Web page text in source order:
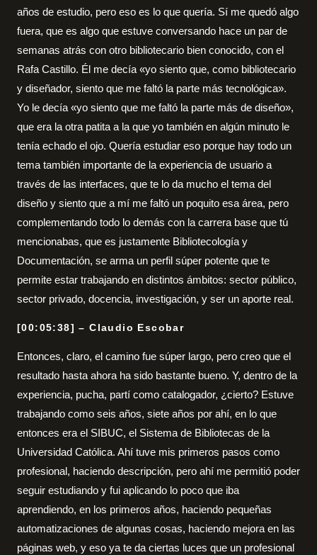
años de estudio, pero eso es lo que quería. Sí me quedó algo
fuera, que es algo que estuve conversando hace un par de
semanas atrás con otro bibliotecario bien conocido, con el
Rafa Castillo. Él me decía «yo siento que, como bibliotecario
y diseñador, siento que me faltó la parte más tecnológica».
Yo le decía «yo siento que me faltó la parte más de diseño»,
que era la otra patita a la que yo también en algún minuto le
tenía echado el ojo. Quería estudiar eso porque hay todo un
tema también importante de la experiencia de usuario a
través de las interfaces, que te lo da mucho el tema del
diseño y siento que a mí me faltó un poquito esa área, pero
complementando todo lo demás con la carrera base que tú
mencionabas, que es justamente Bibliotecología y
Documentación, se arma un perfil súper potente que te
permite estar trabajando en distintos ámbitos: sector público,
sector privado, docencia, investigación, y ser un aporte real.
[00:05:38] – Claudio Escobar
Entonces, claro, el camino fue súper largo, pero creo que el
resultado hasta ahora ha sido bastante bueno. Y, dentro de la
experiencia, pucha, partí como catalogador, ¿cierto? Estuve
trabajando como seis años, siete años por ahí, en lo que
entonces era el SIBUC, el Sistema de Bibliotecas de la
Universidad Católica. Ahí tuve mis primeros pasos como
profesional, haciendo descripción, pero ahí me permitió poder
seguir estudiando y fui aplicando lo poco que iba
aprendiendo, en los primeros años, haciendo pequeñas
automatizaciones de algunas cosas, haciendo mejora en las
páginas web, y eso ya te da ciertas luces que un profesional